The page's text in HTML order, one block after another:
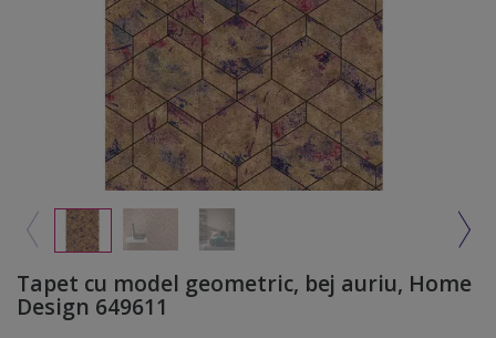
Tapet cu model geometric, bej auriu, Home
Design 649611